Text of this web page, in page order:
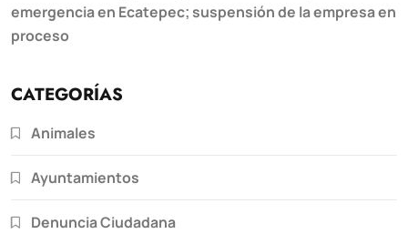
emergencia en Ecatepec; suspensión de la empresa en
proceso
CATEGORÍAS
Animales
Ayuntamientos
Denuncia Ciudadana